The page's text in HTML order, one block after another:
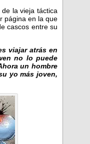
la vieja táctica
página en la que
cascos entre su
viajar atrás en
no lo puede
un hombre
yo más joven,